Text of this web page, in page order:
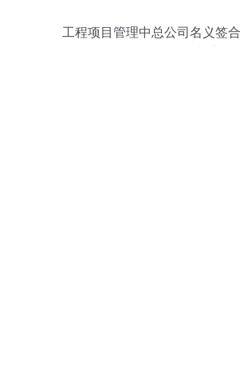
工程项目管理中总公司名义签